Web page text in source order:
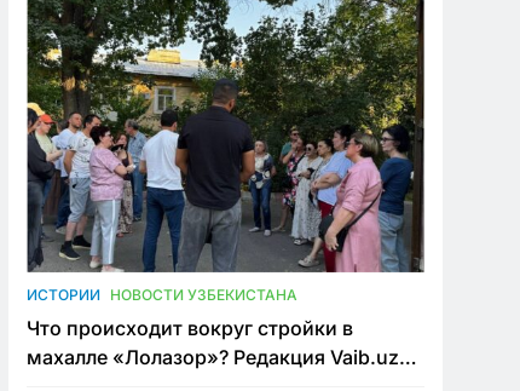
ИСТОРИИ НОВОСТИ УЗБЕКИСТАНА
Что происходит вокруг стройки в
махалле «Лолазор»? Редакция Vaib.uz